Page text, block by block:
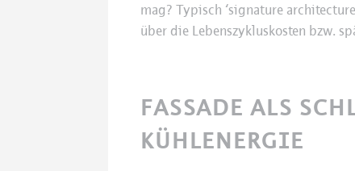
mag? Typisch ‘signature
über die Lebenszykluskosten bzw.
FASSADE ALS
KÜHLENERGIE